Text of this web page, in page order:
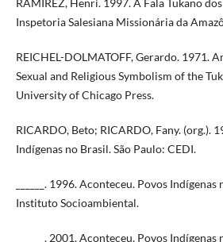
RAMIREZ, Henri. 1997. A Fala Tukano dos
Inspetoria Salesiana Missionária da
REICHEL-DOLMATOFF, Gerardo. 1971.
Sexual and Religious Symbolism of the
University of Chicago Press.
RICARDO, Beto; RICARDO, Fany. (org.).
Indígenas no Brasil. São Paulo: CEDI.
______. 1996. Aconteceu. Povos
Instituto Socioambiental.
______. 2001. Aconteceu. Povos